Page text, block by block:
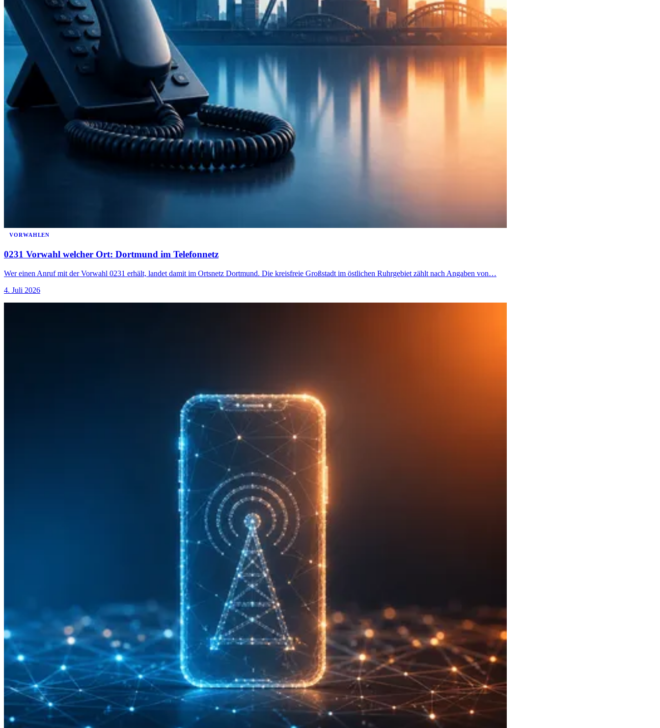
VORWAHLEN
0231 Vorwahl welcher Ort: Dortmund im Telefonnetz
Wer einen Anruf mit der Vorwahl 0231 erhält, landet damit im Ortsnetz Dortmund. Die kreisfreie Großstadt im östlichen Ruhrgebiet zählt nach Angaben von…
4. Juli 2026